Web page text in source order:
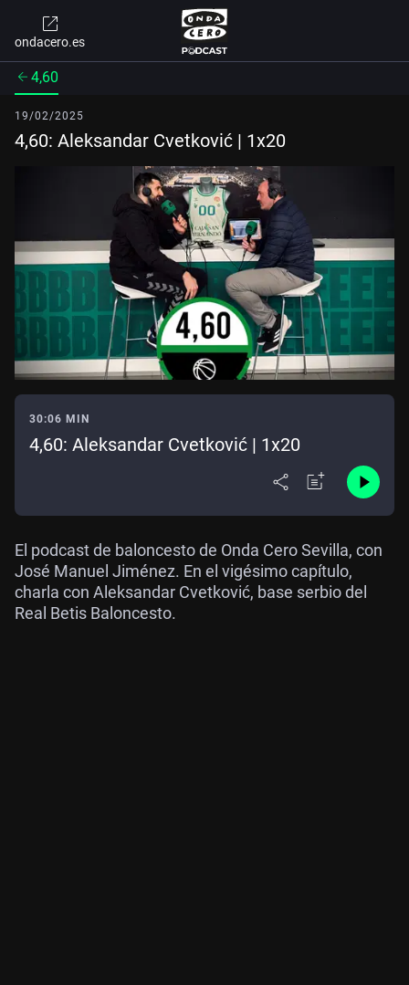
ondacero.es
4,60
19/02/2025
4,60: Aleksandar Cvetković | 1x20
30:06 MIN
4,60: Aleksandar Cvetković | 1x20
El podcast de baloncesto de Onda Cero Sevilla, con
José Manuel Jiménez. En el vigésimo capítulo,
charla con Aleksandar Cvetković, base serbio del
Real Betis Baloncesto.